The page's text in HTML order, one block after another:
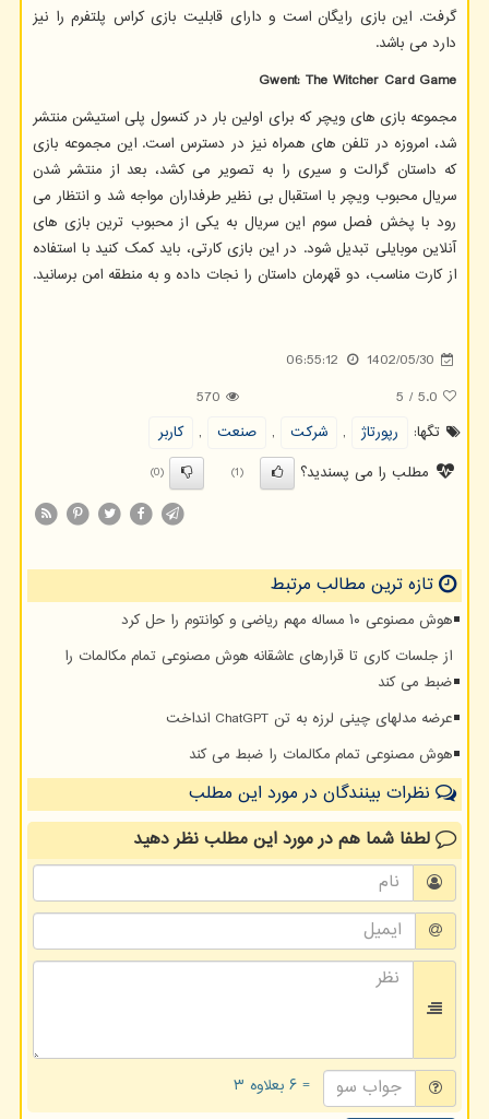
گرفت. این بازی رایگان است و دارای قابلیت بازی کراس پلتفرم را نیز
دارد می باشد.
Gwent: The Witcher Card Game
مجموعه بازی های ویچر که برای اولین بار در کنسول پلی استیشن منتشر
شد، امروزه در تلفن های همراه نیز در دسترس است. این مجموعه بازی
که داستان گرالت و سیری را به تصویر می کشد، بعد از منتشر شدن
سریال محبوب ویچر با استقبال بی نظیر طرفداران مواجه شد و انتظار می
رود با پخش فصل سوم این سریال به یکی از محبوب ترین بازی های
آنلاین موبایلی تبدیل شود. در این بازی کارتی، باید کمک کنید با استفاده
از کارت مناسب، دو قهرمان داستان را نجات داده و به منطقه امن برسانید.
1402/05/30
06:55:12
5.0
/
5
570
تگها:
رپورتاژ , شركت , صنعت ,
كاربر
مطلب را می پسندید؟
(1)
(0)
تازه ترین مطالب مرتبط
هوش مصنوعی ۱۰ مساله مهم ریاضی و کوانتوم را حل کرد
از جلسات کاری تا قرارهای عاشقانه هوش مصنوعی تمام مکالمات را
ضبط می کند
عرضه مدلهای چینی لرزه به تن ChatGPT انداخت
هوش مصنوعی تمام مکالمات را ضبط می کند
نظرات بینندگان در مورد این مطلب
لطفا شما همدر مورد این مطلبنظر دهید
= ۶ بعلاوه ۳